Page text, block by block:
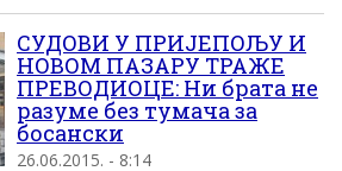
СУДОВИ У ПРИЈЕПОЉУ И
НОВОМ ПАЗАРУ ТРАЖЕ
ПРЕВОДИОЦЕ: Ни брата не
разуме без тумача за
босански
26.06.2015. - 8:14